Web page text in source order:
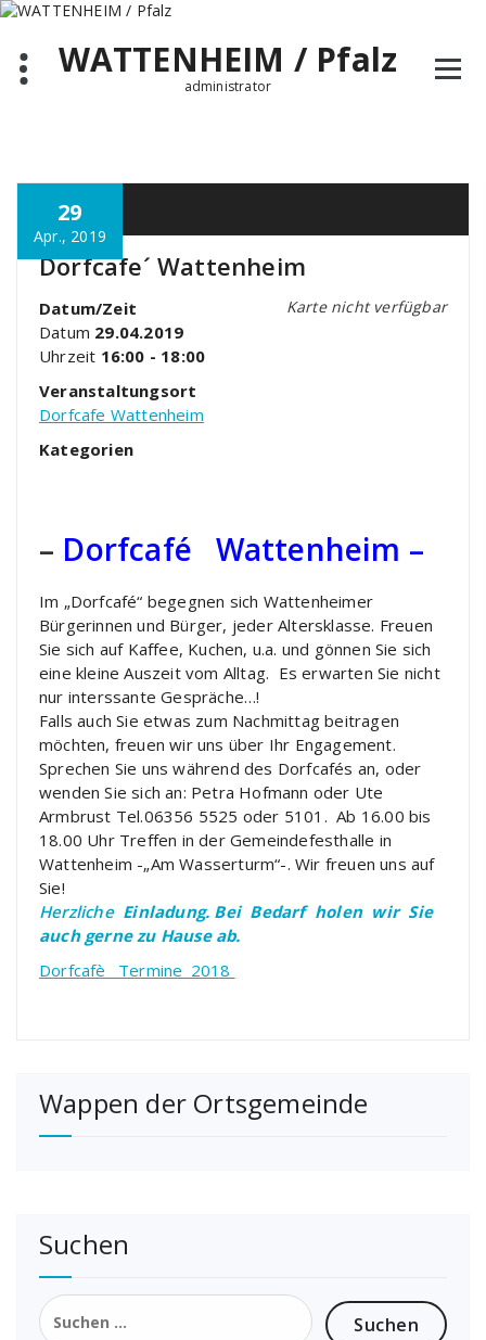
Zum
springenWATTENHEIM / Pfalz
administrator
29
Apr., 2019
Dorfcafe´ Wattenheim
Karte nicht verfügbar
Datum/Zeit
Datum 29.04.2019
Uhrzeit 16:00 - 18:00
Veranstaltungsort
Dorfcafe Wattenheim
Kategorien
– Dorfcafé Wattenheim –
Im „Dorfcafé“ begegnen sich Wattenheimer
Bürgerinnen und Bürger, jeder Altersklasse. Freuen
Sie sich auf Kaffee, Kuchen, u.a. und gönnen Sie sich
eine kleine Auszeit vom Alltag. Es erwarten Sie nicht
nur interssante Gespräche…!
Falls auch Sie etwas zum Nachmittag beitragen
möchten, freuen wir uns über Ihr Engagement.
Sprechen Sie uns während des Dorfcafés an, oder
wenden Sie sich an: Petra Hofmann oder Ute
Armbrust Tel.06356 5525 oder 5101. Ab 16.00 bis
18.00 Uhr Treffen in der Gemeindefesthalle in
Wattenheim -„Am Wasserturm“-. Wir freuen uns auf
Sie!
Herzliche Einladung. Bei Bedarf holen wir Sie
auch gerne zu Hause ab.
Dorfcafè_ Termine_2018
Wappen der Ortsgemeinde
Suchen
Suchen
nach: